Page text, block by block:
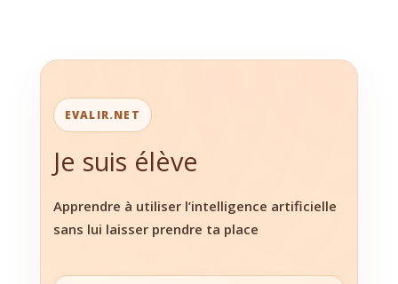
EVALIR.NET
Je suis élève
Apprendre à utiliser l’intelligence artificielle
sans lui laisser prendre ta place